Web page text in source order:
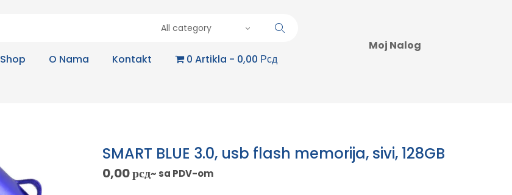
All category
Shop O Nama Kontakt 0 Artikla 0,00 Рсд
Moj Nalog
SMART BLUE 3.0, usb flash memorija, sivi, 128GB
0,00рсд~ sa PDV-om